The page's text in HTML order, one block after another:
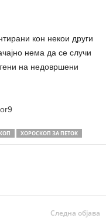
кон некои други
нема да се случи
на недовршени
ХОРОСКОП ЗА ПЕТОК
Следна објава